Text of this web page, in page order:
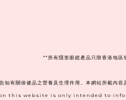
** 所有隱形眼鏡產品只限香港地區
有關保健品之營養及生理作用。本網站所載內
this website is only intended to